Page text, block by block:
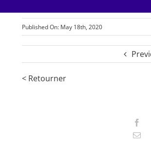
Published On: May 18th, 2020
< Retourner